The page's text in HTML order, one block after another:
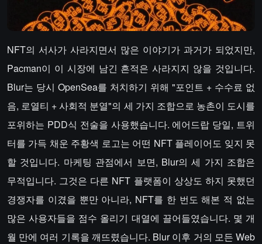
NFT의 서사가 사라지면서 많은 이야기가 과거가 되었지만,
Pacman이 이 시장에 남긴 흔적은 사라지지 않을 것입니다.
Blur는 당시 OpenSea를 처치하기 위해 "포인트 + 수수료 없
음, 로열티 + 사회적 분열"의 세 가지 조합으로 농촌이 도시를
포위하는 PDD식 전술을 사용했습니다. 에어드랍 당일, 트위
터를 가득 채운 주황색 로고는 어떤 NFT 플레이어도 잊지 못
할 것입니다. 마케팅 관점에서 보면, Blur의 세 가지 조합은
무적입니다. 그것은 다른 NFT 플랫폼이 상상도 하지 못했던
경쟁자를 이겼을 뿐만 아니라, NFT를 한 번도 해본 적 없는
많은 사용자들을 점수 올리기 대열에 끌어들였습니다. 몇 개
월 만에 여러 기록을 깨뜨렸습니다. Blur 이후 거의 모든 Web